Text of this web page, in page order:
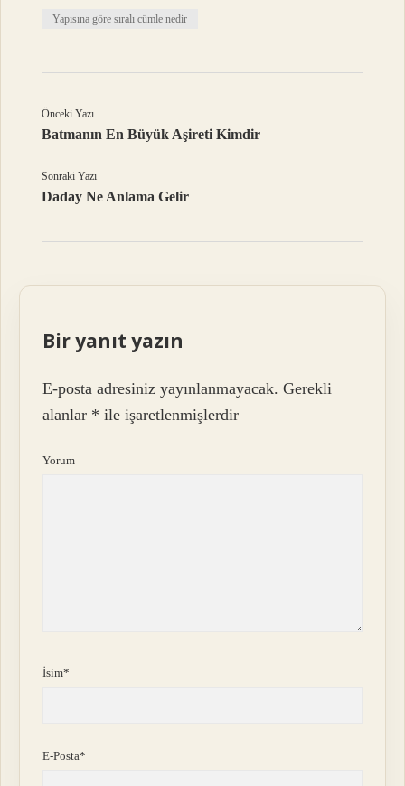
Yapısına göre sıralı cümle nedir
Önceki Yazı
Batmanın En Büyük Aşireti Kimdir
Sonraki Yazı
Daday Ne Anlama Gelir
Bir yanıt yazın
E-posta adresiniz yayınlanmayacak. Gerekli
alanlar * ile işaretlenmişlerdir
Yorum
İsim*
E-Posta*